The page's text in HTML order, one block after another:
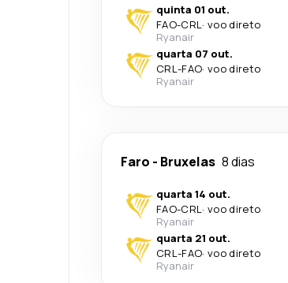
quinta 01 out.
FAO-CRL· voo direto
Ryanair
quarta 07 out.
CRL-FAO· voo direto
Ryanair
Faro - Bruxelas 8 dias
quarta 14 out.
FAO-CRL· voo direto
Ryanair
quarta 21 out.
CRL-FAO· voo direto
Ryanair